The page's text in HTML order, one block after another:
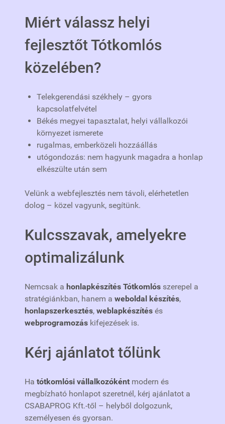
Miért válassz helyi
fejlesztőt Tótkomlós
közelében?
Telekgerendási székhely – gyors
kapcsolatfelvétel
Békés megyei tapasztalat, helyi vállalkozói
környezet ismerete
rugalmas, emberközeli hozzáállás
utógondozás: nem hagyunk magadra a honlap
elkészülte után sem
Velünk a webfejlesztés nem távoli, elérhetetlen
dolog – közel vagyunk, segítünk.
Kulcsszavak, amelyekre
optimalizálunk
Nemcsak a honlapkészítés Tótkomlós szerepel a
stratégiánkban, hanem a weboldal készítés,
honlapszerkesztés, weblapkészítés és
webprogramozás kifejezések is.
Kérj ajánlatot tőlünk
Ha tótkomlósi vállalkozóként modern és
megbízható honlapot szeretnél, kérj ajánlatot a
CSABAPROG Kft.-től – helyből dolgozunk,
személyesen és gyorsan.